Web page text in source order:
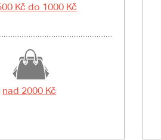
Kč do 1000 Kč
nad 2000 Kč